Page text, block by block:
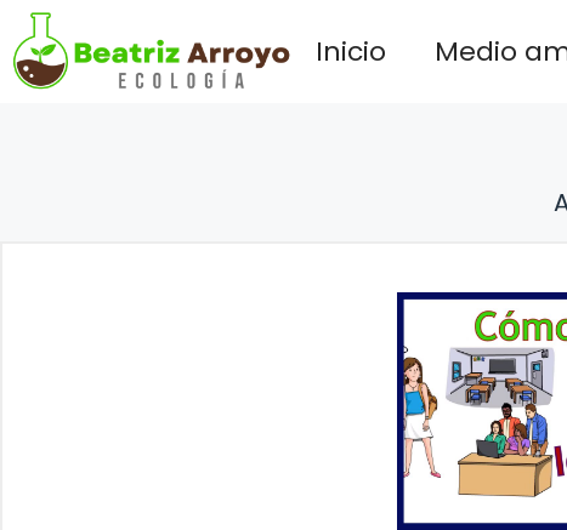
Saltar
al
contenido
Inicio Medio